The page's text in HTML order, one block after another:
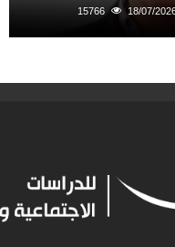
18/07/
15766